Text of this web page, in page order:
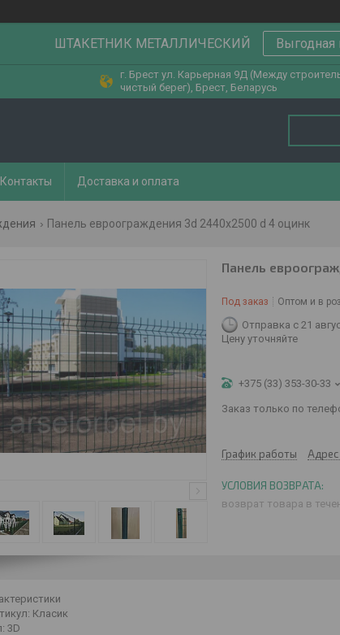
ШТАКЕТНИК МЕТАЛЛИЧЕСКИЙ Выгодная
г. Брест ул. Карьерная 9Д (Между
чистый берег), Брест, Беларусь
Контакты Доставка и оплата
Панель евроограждения 3d 2440x2500 d 4 оцинк
Панель
Под заказ Оптом и в
Отправка с 21
Цену уточняйте
+375 (33) 353-30-33
Заказ только по
График работы
возврат товара в
Класик
3D